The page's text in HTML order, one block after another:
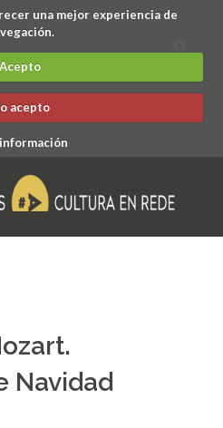
una mejor experiencia de
Acepto
acepto
Navidad